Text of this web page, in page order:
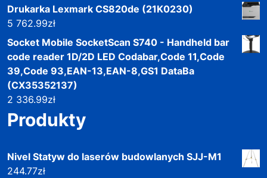
Drukarka Lexmark CS820de (21K0230)
5 762.99zł
Socket Mobile SocketScan S740 - Handheld bar
code reader 1D/2D LED Codabar,Code 11,Code
39,Code 93,EAN-13,EAN-8,GS1 DataBa
(CX35352137)
2 336.99zł
Produkty
Nivel Statyw do laserów budowlanych SJJ-M1
244.77zł